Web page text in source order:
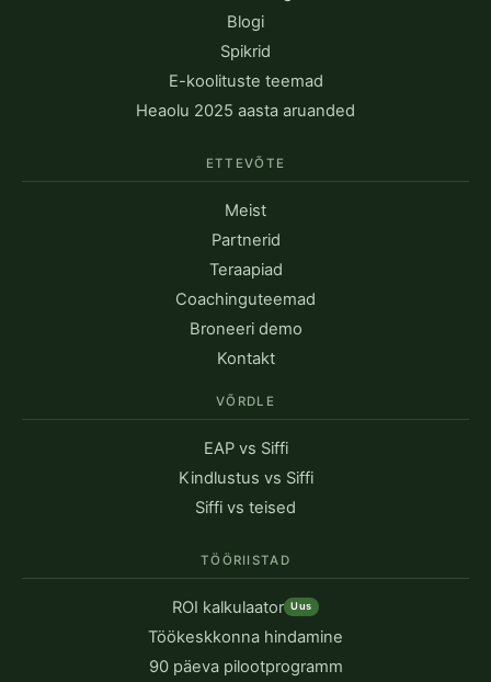
Blogi
Spikrid
E-koolituste teemad
Heaolu 2025 aasta aruanded
ETTEVÕTE
Meist
Partnerid
Teraapiad
Coachinguteemad
Broneeri demo
Kontakt
VÕRDLE
EAP vs Siffi
Kindlustus vs Siffi
Siffi vs teised
TÖÖRIISTAD
ROI kalkulaator Uus
Töökeskkonna hindamine
90 päeva pilootprogramm